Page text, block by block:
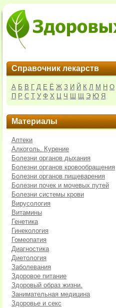
Справочник лекарств
А Б В Г Д Е Ё Ж З И Й К Л М Н О
П Р С Т У Ф Х Ц Ч Ш Щ Э Ю Я
Материалы
Аптеки
Алкоголь. Курение
Болезни органов дыхания
Болезни органов кровообращения
Болезни органов пищеварения
Болезни почек и мочевых путей
Болезни системы крови
Вирусология
Витамины
Генетика
Гинекология
Гомеопатия
Диагностика
Диетология
Заболевания
Здоровое питание
Здоровый образ жизни.
Занимательная медицина
Здоровье и секс